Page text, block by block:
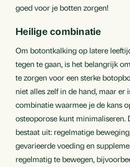
goed voor je botten zorgen!
Heilige combinatie
Om botontkalking op latere
tegen te gaan, is het belangrijk
te zorgen voor een sterke
niet alles zelf in de hand, maar er
combinatie waarmee je de kans
osteoporose kunt minimaliseren.
bestaat uit: regelmatige
gevarieerde voeding en
regelmatig te bewegen,